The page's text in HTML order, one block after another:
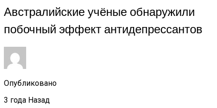
Австралийские учёные обнаружили
побочный эффект антидепрессантов
Опубликовано
3 года Назад